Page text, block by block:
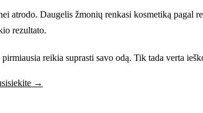
atrodo. Daugelis žmonių renkasi kosmetiką
rezultato.
reikia suprasti savo odą. Tik tada verta
→